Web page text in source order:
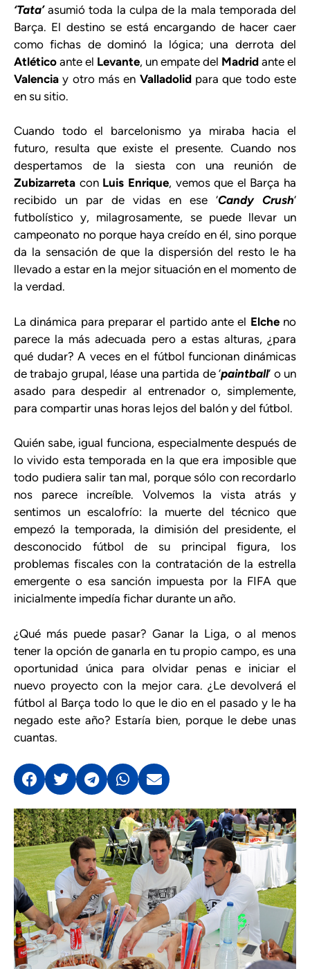
‘Tata’asumió toda la culpa de la mala temporada del
Barça. El destino se está encargando de hacer caer
como fichas de dominó la lógica; una derrota del
Atlético ante el Levante, un empate del Madrid ante el
Valencia y otro más en Valladolidpara que todo este
en su sitio.
Cuando todo el barcelonismo ya miraba hacia el
futuro, resulta que existe el presente. Cuando nos
despertamos de la siesta con una reunión de
Zubizarreta con Luis Enrique, vemos que el Barça ha
recibido un par de vidas en ese ‘Candy Crush‘
futbolístico y, milagrosamente, se puede llevar un
campeonato no porque haya creído en él, sino porque
da la sensación de que la dispersión del resto le ha
llevado a estar en la mejor situación en el momento de
la verdad.
La dinámica para preparar el partido ante el Elcheno
parece la más adecuada pero a estas alturas, ¿para
qué dudar? A veces en el fútbol funcionan dinámicas
de trabajo grupal, léase una partida de ‘paintball‘ o un
asado para despedir al entrenador o, simplemente,
para compartir unas horas lejos del balón y del fútbol.
Quién sabe, igual funciona, especialmente después de
lo vivido esta temporada en la que era imposible que
todo pudiera salir tan mal, porque sólo con recordarlo
nos parece increíble. Volvemos la vista atrás y
sentimos un escalofrío: la muerte del técnico que
empezó la temporada, la dimisión del presidente, el
desconocido fútbol de su principal figura, los
problemas fiscales con la contratación de la estrella
emergente o esa sanción impuesta por la FIFA que
inicialmente impedía fichar durante un año.
¿Qué más puede pasar? Ganar la Liga, o al menos
tener la opción de ganarla en tu propio campo, es una
oportunidad única para olvidar penas e iniciar el
nuevo proyecto con la mejor cara. ¿Le devolverá el
fútbol al Barça todo lo que le dio en el pasado y le ha
negado este año? Estaría bien, porque le debe unas
cuantas.